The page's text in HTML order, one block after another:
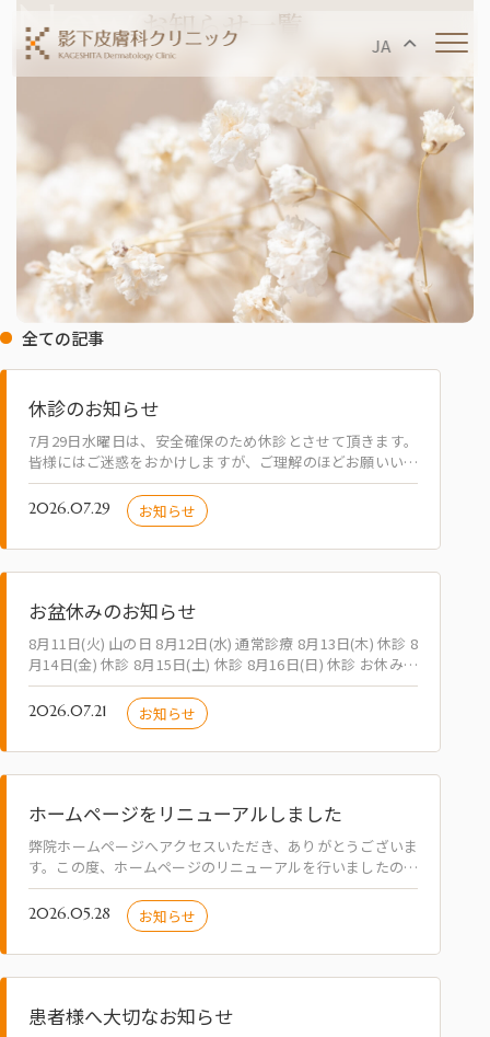
JA
お知らせ一覧
全ての記事
休診のお知らせ
7月29日水曜日は、安全確保のため休診とさせて頂きます。
皆様にはご迷惑をおかけしますが、ご理解のほどお願いいた
します。
2026.07.29 お知らせ
お盆休みのお知らせ
8月11日(火) 山の日 8月12日(水) 通常診療 8月13日(木) 休診 8
月14日(金) 休診 8月15日(土) 休診 8月16日(日) 休診 お休みの
前後は混雑が予想されます。 お早めに受診さ…
2026.07.21 お知らせ
ホームページをリニューアルしました
弊院ホームページへアクセスいただき、ありがとうございま
す。この度、ホームページのリニューアルを行いましたので
ご案内いたします。これまで以上に、皆様のお役に立つ情報
のご提供や内容の充実に努めてまいります…
2026.05.28 お知らせ
患者様へ大切なお知らせ